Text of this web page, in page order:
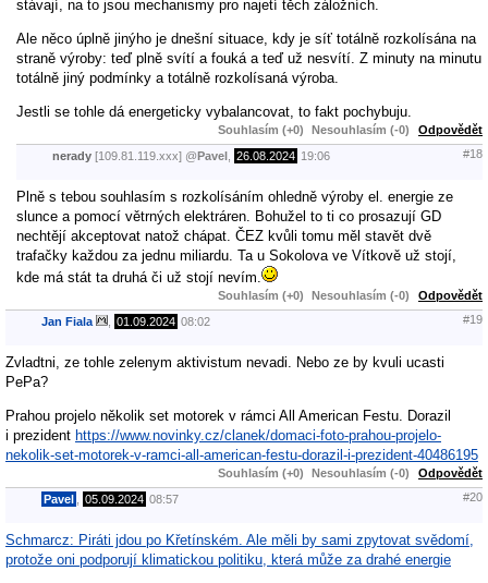
stávají, na to jsou mechanismy pro najetí těch záložních.
Ale něco úplně jinýho je dnešní situace, kdy je síť totálně rozkolísána na
straně výroby: teď plně svítí a fouká a teď už nesvítí. Z minuty na minutu
totálně jiný podmínky a totálně rozkolísaná výroba.
Jestli se tohle dá energeticky vybalancovat, to fakt pochybuju.
Souhlasím (+0) Nesouhlasím (-0) Odpovědět
nerady [109.81.119.xxx] @Pavel 26.08.2024 19:06 #18
Plně s tebou souhlasím s rozkolísáním ohledně výroby el. energie ze
slunce a pomocí větrných elektráren. Bohužel to ti co prosazují GD
nechtějí akceptovat natož chápat. ČEZ kvůli tomu měl stavět dvě
trafačky každou za jednu miliardu. Ta u Sokolova ve Vítkově už stojí,
kde má stát ta druhá či už stojí nevím.
Souhlasím (+0) Nesouhlasím (-0) Odpovědět
Jan Fiala 01.09.2024 08:02 #19
Zvladtni, ze tohle zelenym aktivistum nevadi. Nebo ze by kvuli ucasti
PePa?
Prahou projelo několik set motorek v rámci All American Festu. Dorazil
i prezident https://www.novinky.cz/clanek/domaci-foto-prahou-projelo-
nekolik-set-motorek-v-ramci-all-american-festu-dorazil-i-prezident-40486195
Souhlasím (+0) Nesouhlasím (-0) Odpovědět
Pavel 05.09.2024 08:57 #20
Schmarcz: Piráti jdou po Křetínském. Ale měli by sami zpytovat svědomí,
protože oni podporují klimatickou politiku, která může za drahé energie